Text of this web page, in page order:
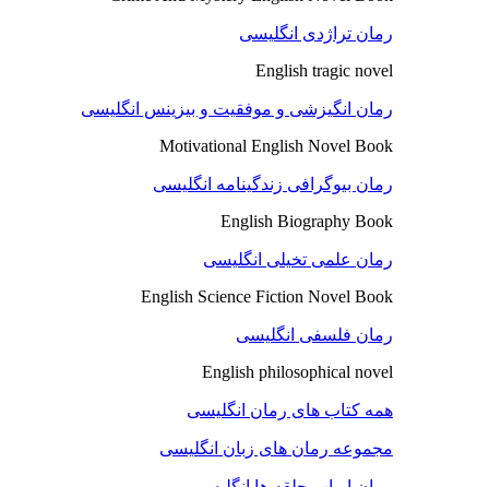
رمان تراژدی انگلیسی
English tragic novel
رمان انگیزشی و موفقیت و بیزینس انگلیسی
Motivational English Novel Book
رمان بیوگرافی زندگینامه انگلیسی
English Biography Book
رمان علمی تخیلی انگلیسی
English Science Fiction Novel Book
رمان فلسفی انگلیسی
English philosophical novel
همه کتاب های رمان انگلیسی
مجموعه رمان های زبان انگلیسی